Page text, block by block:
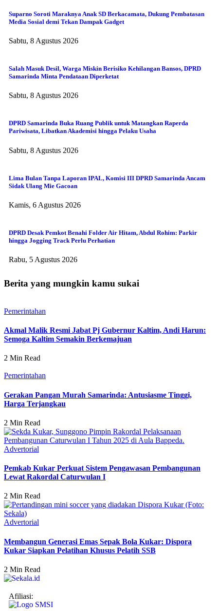
Suparno Soroti Maraknya Anak SD Berkacamata, Dukung Pembatasan
Media Sosial demi Tekan Dampak Gadget
Sabtu, 8 Agustus 2026
Salah Masuk Desil, Warga Miskin Berisiko Kehilangan Bansos, DPRD
Samarinda Minta Pendataan Diperketat
Sabtu, 8 Agustus 2026
DPRD Samarinda Buka Ruang Publik untuk Matangkan Raperda
Pariwisata, Libatkan Akademisi hingga Pelaku Usaha
Sabtu, 8 Agustus 2026
Lima Bulan Tanpa Laporan IPAL, Komisi III DPRD Samarinda Ancam
Sidak Ulang Mie Gacoan
Kamis, 6 Agustus 2026
DPRD Desak Pemkot Benahi Folder Air Hitam, Abdul Rohim: Parkir
hingga Jogging Track Perlu Perhatian
Rabu, 5 Agustus 2026
Berita yang mungkin kamu sukai
Pemerintahan
Akmal Malik Resmi Jabat Pj Gubernur Kaltim, Andi Harun:
Semoga Kaltim Semakin Berkemajuan
2 Min Read
Pemerintahan
Gerakan Pangan Murah Samarinda: Antusiasme Tinggi,
Harga Terjangkau
2 Min Read
Advertorial
Pemkab Kukar Perkuat Sistem Pengawasan Pembangunan
Lewat Rakordal Caturwulan I
2 Min Read
Advertorial
Membangun Generasi Emas Sepak Bola Kukar: Dispora
Kukar Siapkan Pelatihan Khusus Pelatih SSB
2 Min Read
Afiliasi: